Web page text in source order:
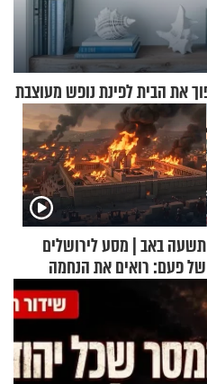
תשעה באב | מסע לירושלים
של פעם: רואים את הנחמה